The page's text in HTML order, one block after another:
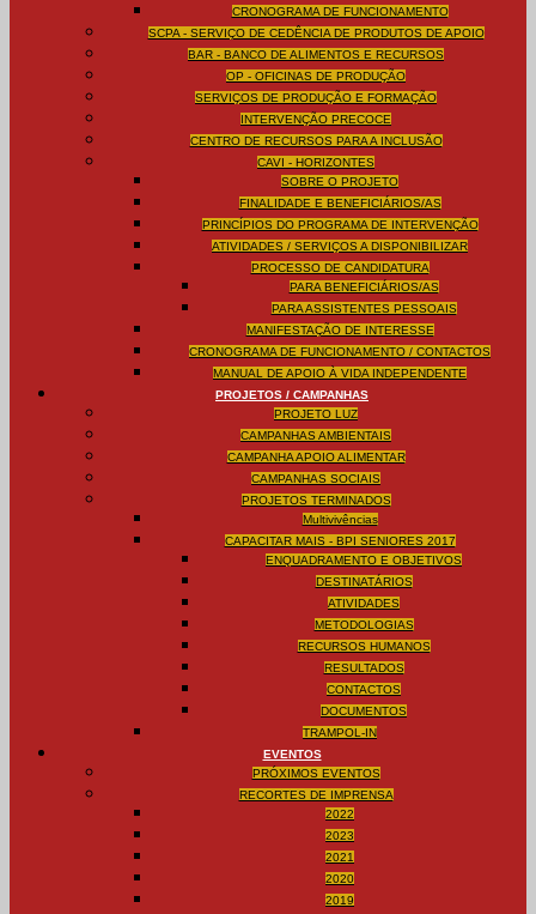
CRONOGRAMA DE FUNCIONAMENTO
SCPA - SERVIÇO DE CEDÊNCIA DE PRODUTOS DE APOIO
BAR - BANCO DE ALIMENTOS E RECURSOS
OP - OFICINAS DE PRODUÇÃO
SERVIÇOS DE PRODUÇÃO E FORMAÇÃO
INTERVENÇÃO PRECOCE
CENTRO DE RECURSOS PARA A INCLUSÃO
CAVI - HORIZONTES
SOBRE O PROJETO
FINALIDADE E BENEFICIÁRIOS/AS
PRINCÍPIOS DO PROGRAMA DE INTERVENÇÃO
ATIVIDADES / SERVIÇOS A DISPONIBILIZAR
PROCESSO DE CANDIDATURA
PARA BENEFICIÁRIOS/AS
PARA ASSISTENTES PESSOAIS
MANIFESTAÇÃO DE INTERESSE
CRONOGRAMA DE FUNCIONAMENTO / CONTACTOS
MANUAL DE APOIO À VIDA INDEPENDENTE
PROJETOS / CAMPANHAS
PROJETO LUZ
CAMPANHAS AMBIENTAIS
CAMPANHA APOIO ALIMENTAR
CAMPANHAS SOCIAIS
PROJETOS TERMINADOS
Multivivências
CAPACITAR MAIS - BPI SENIORES 2017
ENQUADRAMENTO E OBJETIVOS
DESTINATÁRIOS
ATIVIDADES
METODOLOGIAS
RECURSOS HUMANOS
RESULTADOS
CONTACTOS
DOCUMENTOS
TRAMPOL-IN
EVENTOS
PRÓXIMOS EVENTOS
RECORTES DE IMPRENSA
2022
2023
2021
2020
2019